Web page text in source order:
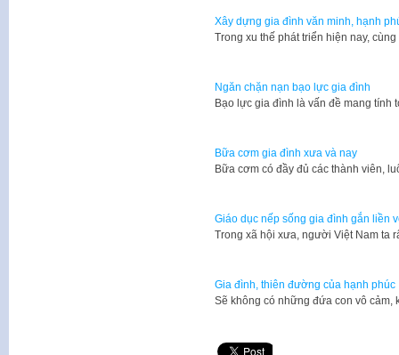
Xây dựng gia đình văn minh, hạnh
Trong xu thế phát triển hiện nay,
Ngăn chặn nạn bạo lực gia đình
​Bạo lực gia đình là vấn đề mang
Bữa cơm gia đình xưa và nay
Bữa cơm có đầy đủ các thành viên,
Giáo dục nếp sống gia đình gắn liền
​Trong xã hội xưa, người Việt Nam ta
Gia đình, thiên đường của hạnh phúc
Sẽ không có những đứa con vô